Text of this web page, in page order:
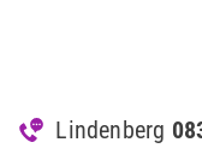
Lindenberg